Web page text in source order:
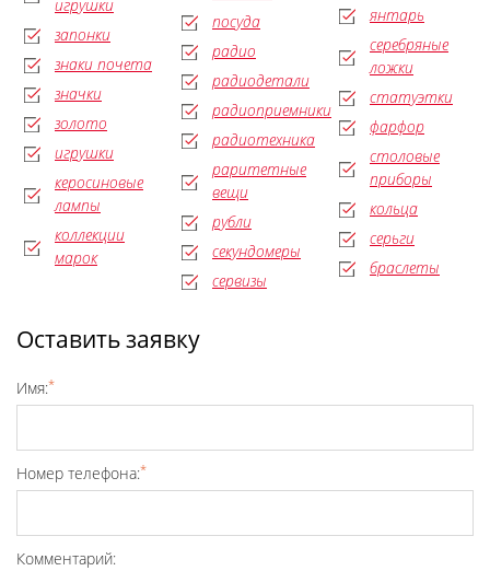
игрушки
запонки
знаки почета
значки
золото
игрушки
керосиновые
лампы
коллекции
марок
посуда
радио
радиодетали
радиоприемники
радиотехника
раритетные
вещи
рубли
секундомеры
сервизы
янтарь
серебряные
ложки
статуэтки
фарфор
столовые
приборы
кольца
серьги
браслеты
Оставить заявку
Имя:*
Номер телефона:*
Комментарий: